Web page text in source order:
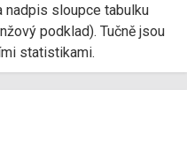
nadpis sloupce tabulku
podklad). Tučně jsou
statistikami.